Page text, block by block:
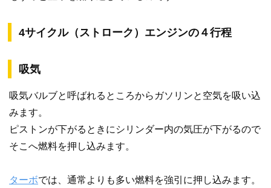
4サイクル（ストローク）エンジンの４行程
吸気
吸気バルブと呼ばれるところからガソリンと空気を吸い込
みます。
ピストンが下がるときにシリンダー内の気圧が下がるので
そこへ燃料を押し込みます。
ターボでは、通常よりも多い燃料を強引に押し込みます。